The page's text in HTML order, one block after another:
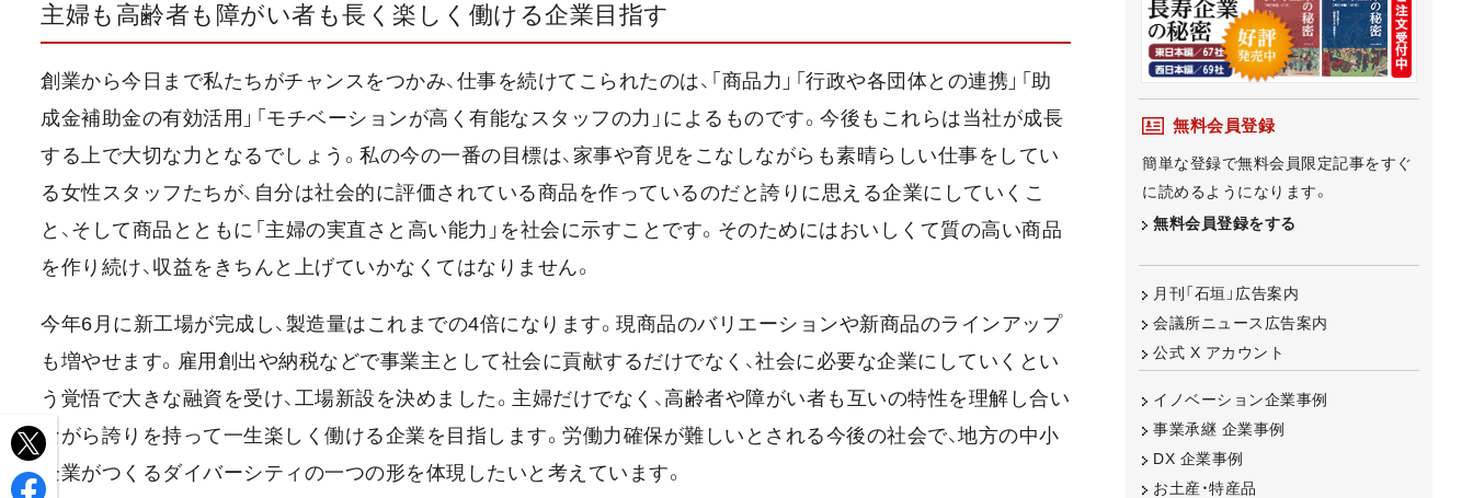
主婦も高齢者も障がい者も長く楽しく働ける企業目指す
創業から今日まで私たちがチャンスをつかみ、仕事を続けてこられたのは、「商品力」「行政や各団体との連携」「助
成金補助金の有効活用」「モチベーションが高く有能なスタッフの力」によるものです。今後もこれらは当社が成長
する上で大切な力となるでしょう。私の今の一番の目標は、家事や育児をこなしながらも素晴らしい仕事をしてい
る女性スタッフたちが、自分は社会的に評価されている商品を作っているのだと誇りに思える企業にしていくこ
と、そして商品とともに「主婦の実直さと高い能力」を社会に示すことです。そのためにはおいしくて質の高い商品
を作り続け、収益をきちんと上げていかなくてはなりません。
今年6月に新工場が完成し、製造量はこれまでの4倍になります。現商品のバリエーションや新商品のラインアップ
も増やせます。雇用創出や納税などで事業主として社会に貢献するだけでなく、社会に必要な企業にしていくとい
う覚悟で大きな融資を受け、工場新設を決めました。主婦だけでなく、高齢者や障がい者も互いの特性を理解し合い
ながら誇りを持って一生楽しく働ける企業を目指します。労働力確保が難しいとされる今後の社会で、地方の中小
企業がつくるダイバーシティの一つの形を体現したいと考えています。
無料会員登録
簡単な登録で無料会員限定記事をすぐ
に読めるようになります。
無料会員登録をする
月刊「石垣」広告案内
会議所ニュース広告案内
公式 X アカウント
イノベーション企業事例
事業承継 企業事例
DX 企業事例
お土産・特産品